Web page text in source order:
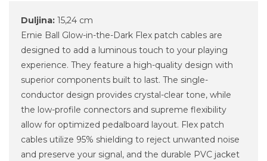
Duljina: 15,24 cm
Ernie Ball Glow-in-the-Dark Flex patch cables are
designed to add a luminous touch to your playing
experience. They feature a high-quality design with
superior components built to last. The single-
conductor design provides crystal-clear tone, while
the low-profile connectors and supreme flexibility
allow for optimized pedalboard layout. Flex patch
cables utilize 95% shielding to reject unwanted noise
and preserve your signal, and the durable PVC jacket